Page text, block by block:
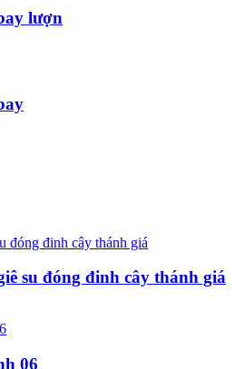
lượn
su đóng đinh cây thánh giá
06